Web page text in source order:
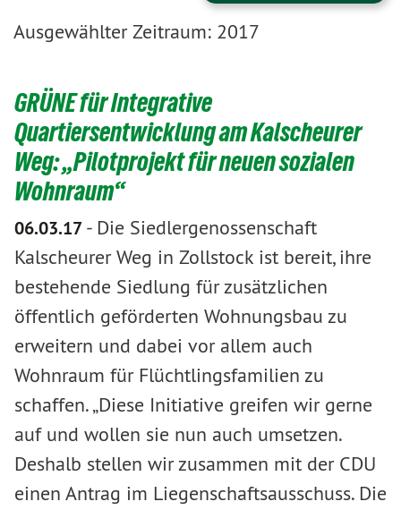
Ausgewählter Zeitraum: 2017
GRÜNE für Integrative
Quartiersentwicklung am Kalscheurer
Weg: „Pilotprojekt für neuen sozialen
Wohnraum“
06.03.17- Die Siedlergenossenschaft
Kalscheurer Weg in Zollstock ist bereit, ihre
bestehende Siedlung für zusätzlichen
öffentlich geförderten Wohnungsbau zu
erweitern und dabei vor allem auch
Wohnraum für Flüchtlingsfamilien zu
schaffen. „Diese Initiative greifen wir gerne
auf und wollen sie nun auch umsetzen.
Deshalb stellen wir zusammen mit der CDU
einen Antrag im Liegenschaftsausschuss. Die